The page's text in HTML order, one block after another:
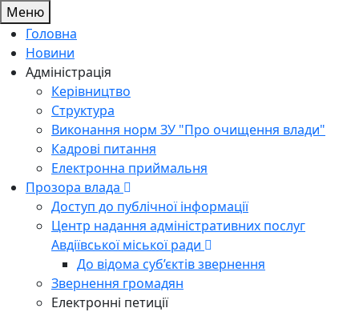
Меню
Головна
Новини
Адміністрація
Керівництво
Структура
Виконання норм ЗУ "Про очищення влади"
Кадрові питання
Електронна приймальня
Прозора влада
Доступ до публічної інформації
Центр надання адміністративних послуг
Авдіївської міської ради
До відома суб’єктів звернення
Звернення громадян
Електронні петиції